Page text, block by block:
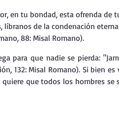
en tu bondad, esta ofrenda
líbranos de la condenación
88: Misal Romano).
para que nadie se pierda:
132: Misal Romano). Si bien
que todos los hombres